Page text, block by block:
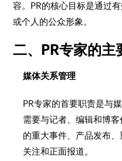
容。PR的核心目标是通过
或个人的公众形象。
二、PR专家的主
媒体关系管理
PR专家的首要职责是与
需要与记者、编辑和博
的重大事件、产品发布
关注和正面报道。